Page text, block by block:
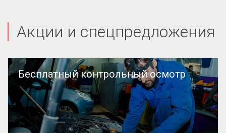
Акции и спецпредложения
Бесплатный контрольный осмотр